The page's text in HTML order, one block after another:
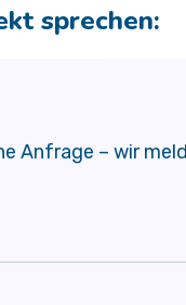
sprechen:
Anfrage – wir